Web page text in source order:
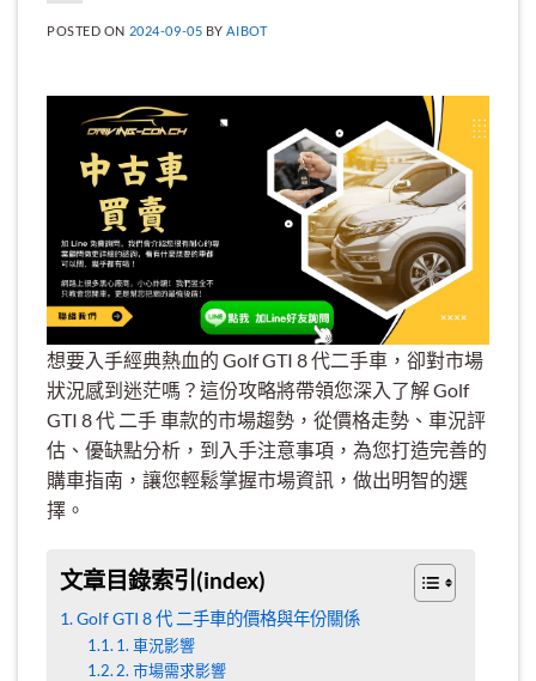
POSTED ON 2024-09-05 BY AIBOT
想要入手經典熱血的 Golf GTI 8 代二手車，卻對市場
狀況感到迷茫嗎？這份攻略將帶領您深入了解 Golf
GTI 8 代 二手 車款的市場趨勢，從價格走勢、車況評
估、優缺點分析，到入手注意事項，為您打造完善的
購車指南，讓您輕鬆掌握市場資訊，做出明智的選
擇。
文章目錄索引(index)
Golf GTI 8 代 二手車的價格與年份關係
1. 車況影響
2. 市場需求影響